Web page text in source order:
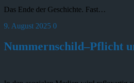
Das Ende der Geschichte. Fast…
9. August 2025 0
Nummernschild–Pflicht